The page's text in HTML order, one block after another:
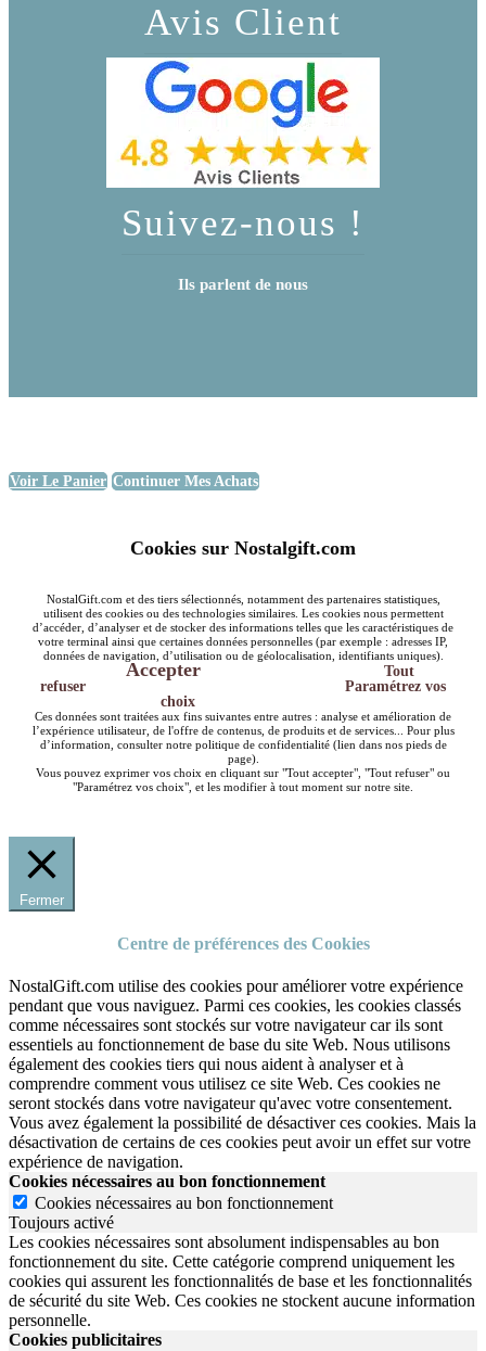
Avis Client
Suivez-nous !
Ils parlent de nous
Voir Le Panier Continuer Mes Achats
Cookies sur Nostalgift.com
NostalGift.com et des tiers sélectionnés, notamment des partenaires statistiques,
utilisent des cookies ou des technologies similaires. Les cookies nous permettent
d’accéder, d’analyser et de stocker des informations telles que les caractéristiques de
votre terminal ainsi que certaines données personnelles (par exemple : adresses IP,
données de navigation, d’utilisation ou de géolocalisation, identifiants uniques).
Accepter
Tout
refuser
Paramétrez vos
choix
Ces données sont traitées aux fins suivantes entre autres : analyse et amélioration de
l’expérience utilisateur, de l'offre de contenus, de produits et de services... Pour plus
d’information, consulter notre politique de confidentialité (lien dans nos pieds de
page).
Vous pouvez exprimer vos choix en cliquant sur "Tout accepter", "Tout refuser" ou
"Paramétrez vos choix", et les modifier à tout moment sur notre site.
Fermer
Centre de préférences des Cookies
NostalGift.com utilise des cookies pour améliorer votre expérience
pendant que vous naviguez. Parmi ces cookies, les cookies classés
comme nécessaires sont stockés sur votre navigateur car ils sont
essentiels au fonctionnement de base du site Web. Nous utilisons
également des cookies tiers qui nous aident à analyser et à
comprendre comment vous utilisez ce site Web. Ces cookies ne
seront stockés dans votre navigateur qu'avec votre consentement.
Vous avez également la possibilité de désactiver ces cookies. Mais la
désactivation de certains de ces cookies peut avoir un effet sur votre
expérience de navigation.
Cookies nécessaires au bon fonctionnement
Cookies nécessaires au bon fonctionnement
Toujours activé
Les cookies nécessaires sont absolument indispensables au bon
fonctionnement du site. Cette catégorie comprend uniquement les
cookies qui assurent les fonctionnalités de base et les fonctionnalités
de sécurité du site Web. Ces cookies ne stockent aucune information
personnelle.
Cookies publicitaires